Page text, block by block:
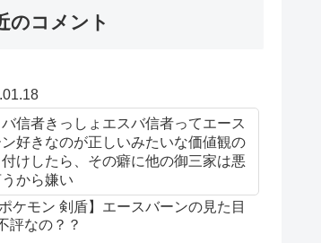
のコメント
信者きっしょエスバ信者ってエース
好きなのが正しいみたいな価値観の
けしたら、その癖に他の御三家は悪
うから嫌い
ケモン 剣盾】エースバーンの見た目
評なの？？